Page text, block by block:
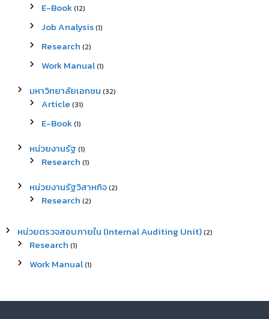
E-Book(12)
Job Analysis(1)
Research (2)
Work Manual(1)
มหาวิทยาลัยเอกชน (32)
Article (31)
E-Book(1)
หน่วยงานรัฐ (1)
Research (1)
หน่วยงานรัฐวิสาหกิจ(2)
Research (2)
หน่วยตรวจสอบภายใน (Internal Auditing Unit)(2)
Research (1)
Work Manual(1)